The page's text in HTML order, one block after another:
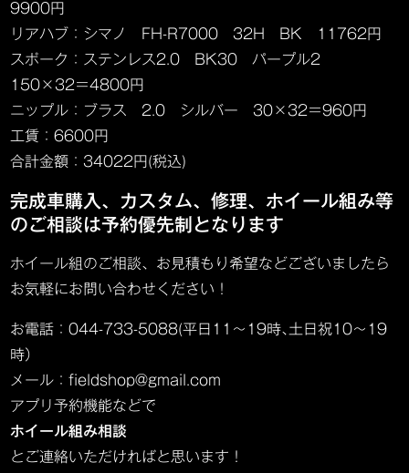
9900円
リアハブ：シマノ FH-R7000 32H BK 11762円
スポーク：ステンレス2.0 BK30 パープル2
150×32＝4800円
ニップル：ブラス 2.0 シルバー 30×32＝960円
工賃：6600円
合計金額：34022円(税込)
完成車購入、カスタム、修理、ホイール組み等
のご相談は予約優先制となります
ホイール組のご相談、お見積もり希望などございましたら
お気軽にお問い合わせください！
お電話：044-733-5088(平日11～19時､土日祝10～19
時）
メール：fieldshop@gmail.com
アプリ予約機能などで
ホイール組み相談
とご連絡いただければと思います！